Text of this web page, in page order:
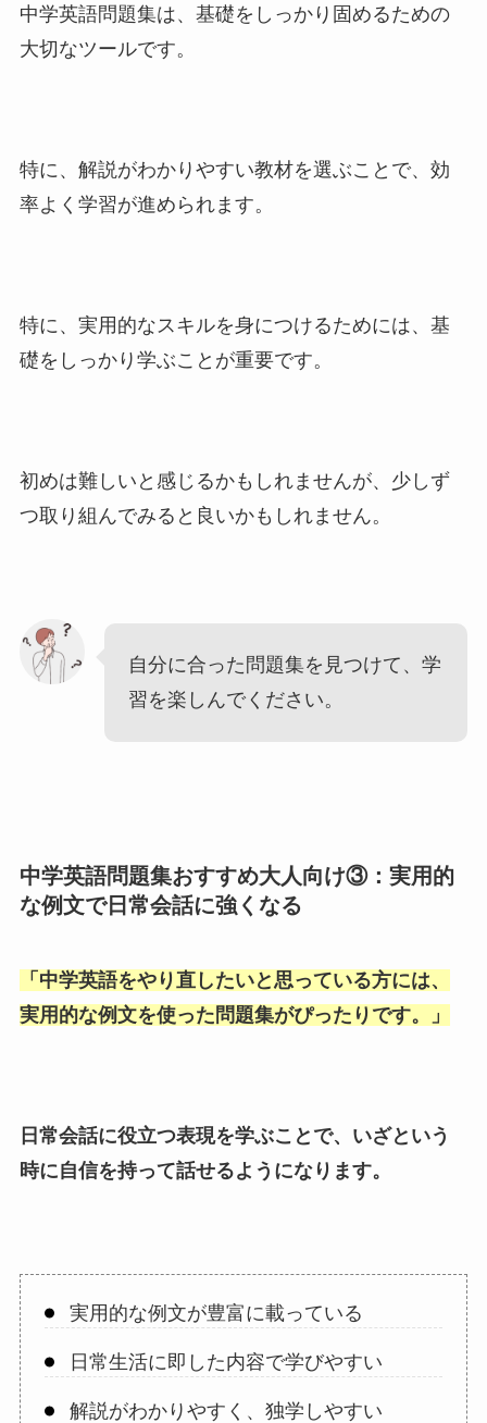
中学英語問題集は、基礎をしっかり固めるための
大切なツールです。
特に、解説がわかりやすい教材を選ぶことで、効
率よく学習が進められます。
特に、実用的なスキルを身につけるためには、基
礎をしっかり学ぶことが重要です。
初めは難しいと感じるかもしれませんが、少しず
つ取り組んでみると良いかもしれません。
自分に合った問題集を見つけて、学
習を楽しんでください。
中学英語問題集おすすめ大人向け③：実用的
な例文で日常会話に強くなる
「 中学英語をやり直したいと思っている方には、
実用的な例文を使った問題集がぴったりです。
」
日常会話に役立つ表現を学ぶことで、いざという
時に自信を持って話せるようになります。
実用的な例文が豊富に載っている
日常生活に即した内容で学びやすい
解説がわかりやすく、独学しやすい